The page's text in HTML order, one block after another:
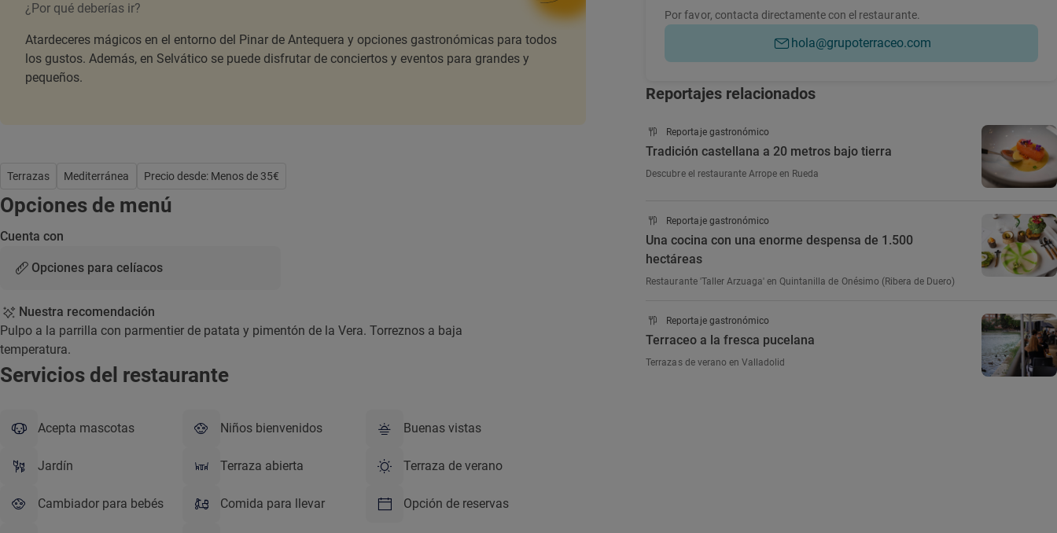
¿Por qué deberías ir?
Atardeceres mágicos en el entorno del Pinar de Antequera y opciones gastronómicas para todos
los gustos. Además, en Selvático se puede disfrutar de conciertos y eventos para grandes y
pequeños.
Terrazas Mediterránea Precio desde: Menos de 35€
Opciones de menú
Cuenta con
Opciones para celíacos
Nuestra recomendación
Pulpo a la parrilla con parmentier de patata y pimentón de la Vera. Torreznos a baja
temperatura.
Servicios del restaurante
Acepta mascotas Niños bienvenidos Buenas vistas
Jardín Terraza abierta Terraza de verano
Cambiador para bebés Comida para llevar Opción de reservas
hola@grupoterraceo.com
Por favor, contacta directamente con el restaurante.
Reportajes relacionados
Reportaje gastronómico
Tradición castellana a 20 metros bajo tierra
Descubre el restaurante Arrope en Rueda
Reportaje gastronómico
Una cocina con una enorme despensa de 1.500
hectáreas
Restaurante 'Taller Arzuaga' en Quintanilla de Onésimo (Ribera de Duero)
Reportaje gastronómico
Terraceo a la fresca pucelana
Terrazas de verano en Valladolid